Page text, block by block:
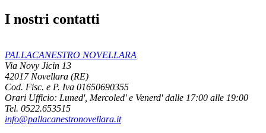
I nostri contatti
PALLACANESTRO NOVELLARA
Via Novy Jicin 13
42017 Novellara (RE)
Cod. Fisc. e P. Iva 01650690355
Orari Ufficio: Luned', Mercoled' e Venerd' dalle 17:00 alle 19:00
Tel. 0522.653515
info@pallacanestronovellara.it